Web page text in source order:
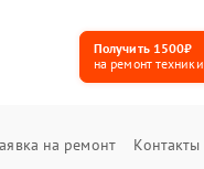
Получить 1500₽
на ремонт техники
на ремонт Контакты